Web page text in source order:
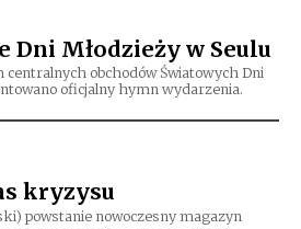
Dni Młodzieży w Seulu
centralnych obchodów Światowych Dni
oficjalny hymn wydarzenia.
kryzysu
powstanie nowoczesny magazyn